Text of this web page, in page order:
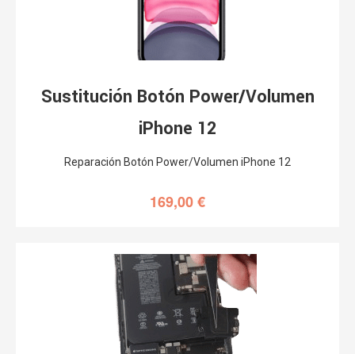
Sustitución Botón Power/Volumen
iPhone 12
Reparación Botón Power/Volumen iPhone 12
169,00€